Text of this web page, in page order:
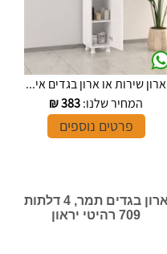
ארון שירות או ארון בגדים אי...
המחיר שלנו:383
₪
פרטים נוספים
ארון בגדים תמר, 4 דלתות
709 רהיטי יראון